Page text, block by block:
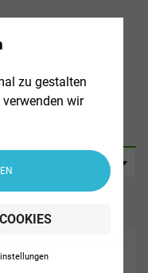
zu gestalten
wir
wählen Sie die gewünschte